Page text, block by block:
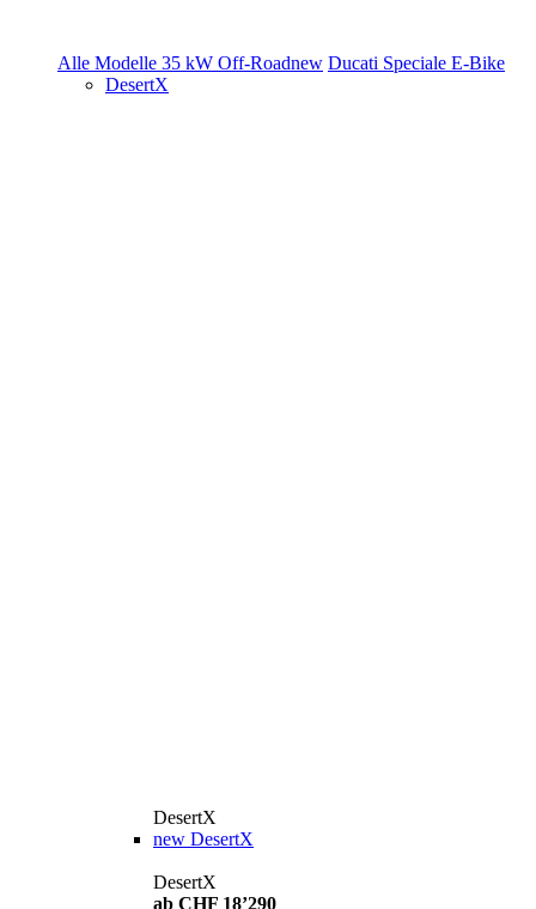
Alle Modelle 35 kW Off-Roadnew Ducati Speciale E-Bike
DesertX
DesertX
new DesertX
DesertX
ab CHF 18’290